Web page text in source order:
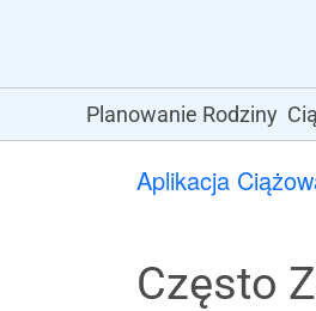
Planowanie Rodziny
Aplikacja
Często